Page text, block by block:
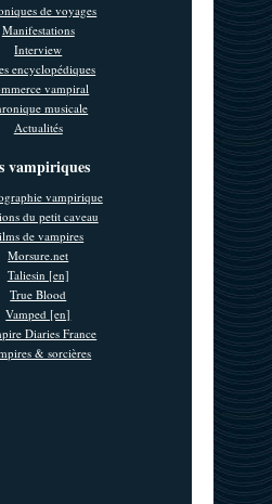
de voyages
Manifestations
Interview
encyclopédiques
vampiral
musicale
Actualités
vampiriques
vampirique
du petit caveau
de vampires
Morsure.net
Taliesin [en]
True Blood
Vamped [en]
Diaries France
& sorcières